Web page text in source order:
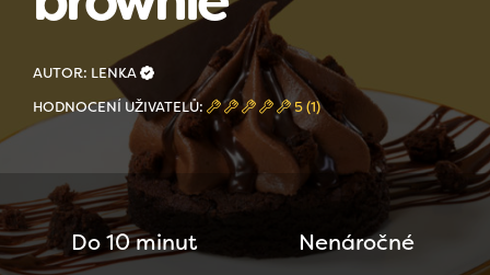
AUTOR: LENKA
HODNOCENÍ UŽIVATELŮ:
5 (1)
Do 10 minut Nenáročné